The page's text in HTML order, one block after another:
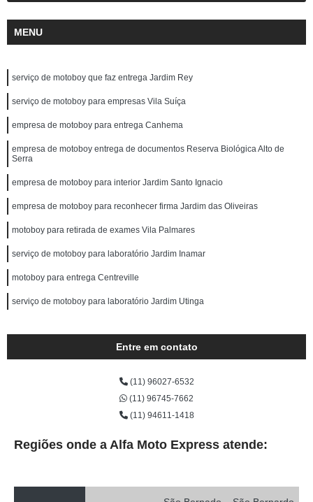
MENU
serviço de motoboy que faz entrega Jardim Rey
serviço de motoboy para empresas Vila Suíça
empresa de motoboy para entrega Canhema
empresa de motoboy entrega de documentos Reserva Biológica Alto de
Serra
empresa de motoboy para interior Jardim Santo Ignacio
empresa de motoboy para reconhecer firma Jardim das Oliveiras
motoboy para retirada de exames Vila Palmares
serviço de motoboy para laboratório Jardim Inamar
motoboy para entrega Centreville
serviço de motoboy para laboratório Jardim Utinga
Entre em contato
(11) 96027-6532
(11) 96745-7662
(11) 94611-1418
Regiões onde a Alfa Moto Express atende: